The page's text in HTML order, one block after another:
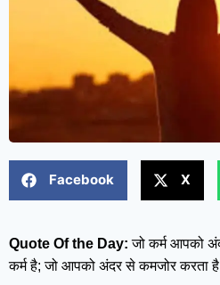
Facebook X
Quote Of the Day: जो कर्म आपको
कर्म है; जो आपको अंदर से कमजोर करता है,